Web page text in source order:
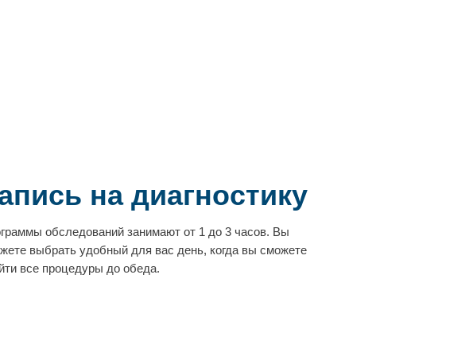
на диагностику
обследований занимают от 1 до 3 часов. Вы
выбрать удобный для вас день, когда вы сможете
все процедуры до обеда.